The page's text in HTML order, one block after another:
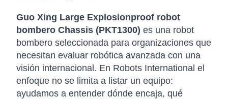
Guo Xing Large Explosionproof robot
bombero Chassis (PKT1300) es una robot
bombero seleccionada para organizaciones que
necesitan evaluar robótica avanzada con una
visión internacional. En Robots International el
enfoque no se limita a listar un equipo:
ayudamos a entender dónde encaja, qué